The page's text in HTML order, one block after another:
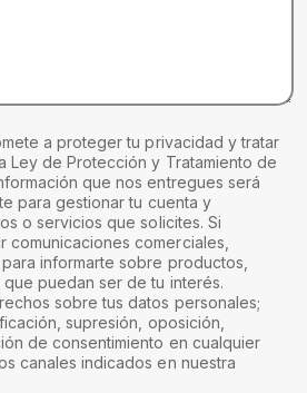
a proteger tu privacidad y tratar
Ley de Protección y Tratamiento de
que nos entregues será
para gestionar tu cuenta y
o servicios que solicites. Si
comunicaciones comerciales,
informarte sobre productos,
puedan ser de tu interés.
sobre tus datos personales;
supresión, oposición,
de consentimiento en cualquier
canales indicados en nuestra